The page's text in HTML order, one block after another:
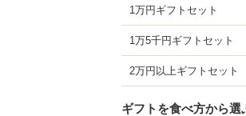
1万円ギフトセット
1万5千円ギフトセット
2万円以上ギフトセット
ギフトを食べ方から選